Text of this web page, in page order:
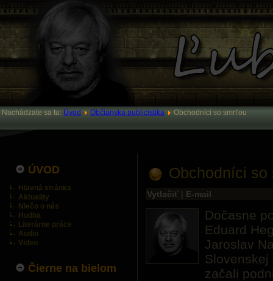
Nachádzate sa tu: Úvod Občianska publicistika Obchodníci so smrťou
ÚVOD
Hlavná stránka
Aktuality
Niečo o nás
Hudba
Literárne práce
Audio
Video
Čierne na bielom
Obchodníci so
Vytlačiť | E-mail
Dočasne
Eduard
Jaroslav
Slovenskej
začali